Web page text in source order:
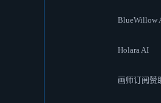
BlueWillow
Holara AI
画师订阅赞